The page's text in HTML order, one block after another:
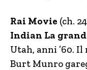
Rai Movie (ch.
Indian La
Utah, anni ’60.
Burt Munro